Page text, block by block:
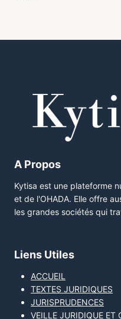
A Propos
Kytisa est une plateforme
et de l'OHADA. Elle offre
les grandes sociétés qui
Liens Utiles
ACCUEIL
TEXTES JURIDIQUES
JURISPRUDENCES
VEILLE JURIDIQUE ET